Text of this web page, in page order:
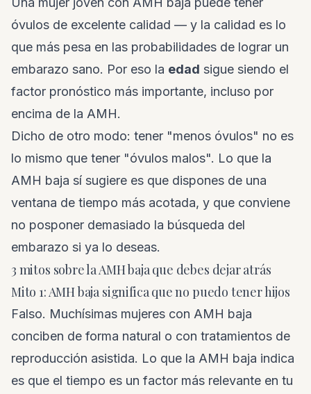
óvulos de excelente calidad — y la calidad es lo
que más pesa en las probabilidades de lograr un
embarazo sano. Por eso la edad sigue siendo el
factor pronóstico más importante, incluso por
encima de la AMH.
Dicho de otro modo: tener "menos óvulos" no es
lo mismo que tener "óvulos malos". Lo que la
AMH baja sí sugiere es que dispones de una
ventana de tiempo más acotada, y que conviene
no posponer demasiado la búsqueda del
embarazo si ya lo deseas.
3 mitos sobre la AMH baja que debes dejar atrás
Mito 1: AMH baja significa que no puedo tener hijos
Falso. Muchísimas mujeres con AMH baja
conciben de forma natural o con tratamientos de
reproducción asistida. Lo que la AMH baja indica
es que el tiempo es un factor más relevante en tu